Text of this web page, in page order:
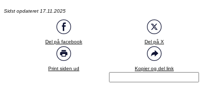
Sidst opdateret 17.11.2025
Del på facebook Del på X
Print siden ud Kopier og del link